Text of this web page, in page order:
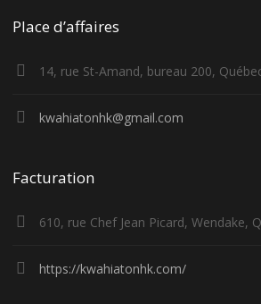
Place d’affaires
14, rue St-Amand, bureau 200,
kwahiatonhk@gmail.com
Facturation
610, rue Chef Jean Picard, Wendake,
https://kwahiatonhk.com/